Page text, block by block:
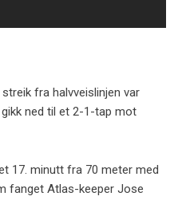
fra halvveislinjen var
ned til et 2-1-tap mot
17. minutt fra 70 meter med
fanget Atlas-keeper Jose